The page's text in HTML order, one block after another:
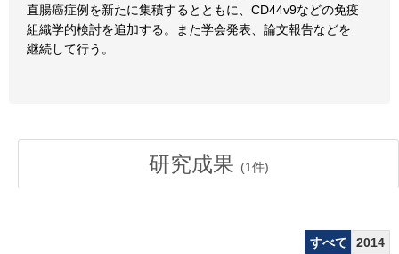
直腸癌症例を新たに集積するとともに、CD44v9などの免疫
組織学的検討を追加する。また学会発表、論文報告などを
継続して行う。
研究成果 (1件)
すべて
2014